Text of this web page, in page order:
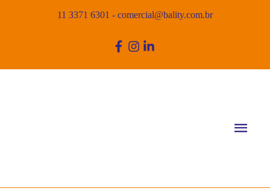
11 3371 6301 - comercial@bality.com.br